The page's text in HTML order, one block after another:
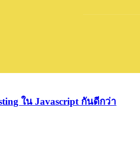
ใน Javascript กันดีกว่า